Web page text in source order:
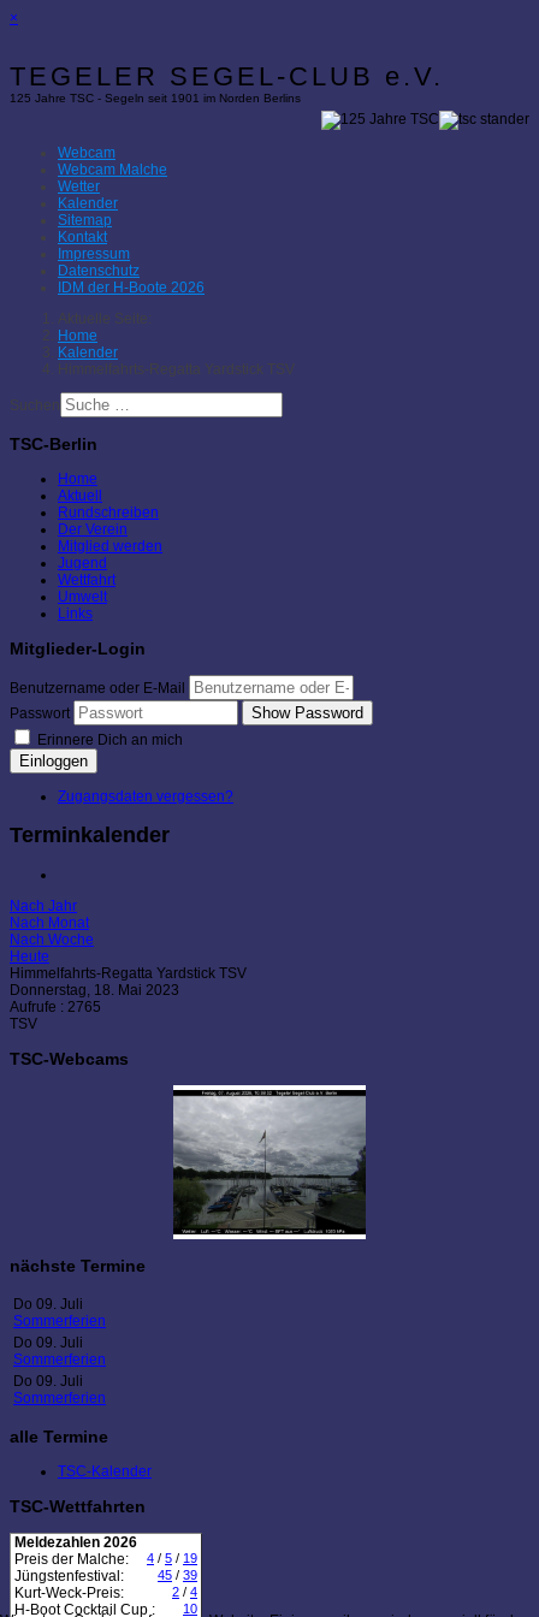
×
TEGELER SEGEL-CLUB e.V.
125 Jahre TSC - Segeln seit 1901 im Norden Berlins
Webcam
Webcam Malche
Wetter
Kalender
Sitemap
Kontakt
Impressum
Datenschutz
IDM der H-Boote 2026
Aktuelle Seite:
Home
Kalender
Himmelfahrts-Regatta Yardstick TSV
Suchen
TSC-Berlin
Home
Aktuell
Rundschreiben
Der Verein
Mitglied werden
Jugend
Wettfahrt
Umwelt
Links
Mitglieder-Login
Benutzername oder E-Mail
Passwort
Show Password
Erinnere Dich an mich
Einloggen
Zugangsdaten vergessen?
Terminkalender
Nach Jahr
Nach Monat
Nach Woche
Heute
Himmelfahrts-Regatta Yardstick TSV
Donnerstag, 18. Mai 2023
Aufrufe : 2765
TSV
TSC-Webcams
nächste Termine
Do 09. Juli
Sommerferien
Do 09. Juli
Sommerferien
Do 09. Juli
Sommerferien
alle Termine
TSC-Kalender
TSC-Wettfahrten
Meldezahlen 2026
Preis der Malche:
4 / 5 / 19
Jüngstenfestival: 45 / 39
Kurt-Weck-Preis: 2 / 4
H-Boot Cocktail Cup : 10